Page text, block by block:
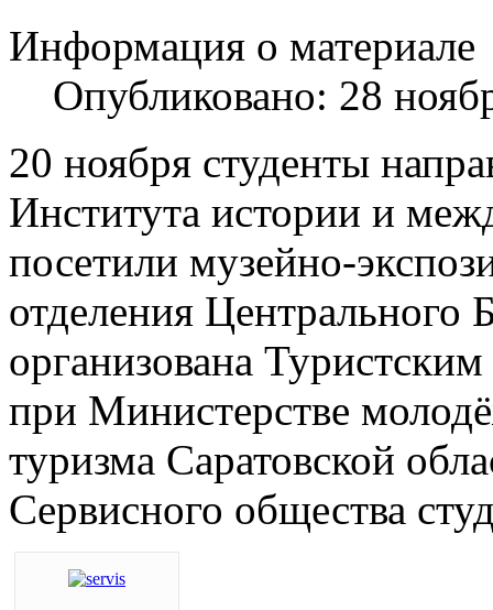
Информация о материале
Опубликовано: 28
20 ноября студенты
Института истории и
посетили музейно-
отделения Центрального
организована
при Министерстве
туризма Саратовской
Сервисного общества